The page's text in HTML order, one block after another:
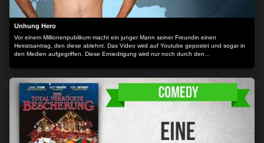
Unhung Hero
Vor einem Millionenpublikum macht ein junger Mann seiner Freundin einen
Heiratsantrag, den diese ablehnt. Das Video wird auf Youtube gepostet und sogar in
den Medien aufgegriffen. Diese Erniedrigung wird nur noch durch den
begibt sich auf eine Reise, an deren Ende die Erkenntis auf die eine Frage stehen
soll: ist er zu klein?